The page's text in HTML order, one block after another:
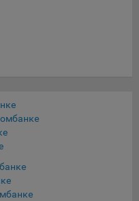
использования
файлов не позволит
Сайта, в том
страницы и
работы Сайта
предпочтения